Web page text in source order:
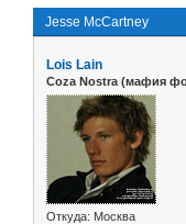
Jesse McCartney
Lois Lain
Coza Nostra (мафия
Откуда: Москва